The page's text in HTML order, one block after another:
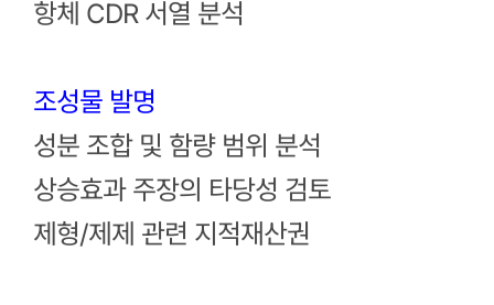
항체 CDR 서열 분석
조성물 발명
성분 조합 및 함량 범위 분석
상승효과 주장의 타당성 검토
제형/제제 관련 지적재산권